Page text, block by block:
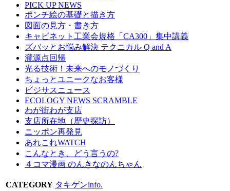
PICK UP NEWS
ポンチ絵の基礎と描き方
図面の見方・書き方
キャビネット工業会規格「CA300」集中講義
ズバッとお悩み解決 テクニカル Q and A
瀧源点回帰
光る技術！未来へのモノづくり
ちょっとユニークなお客様
ビジサスニュース
ECOLOGY NEWS SCRAMBLE
わが街わが支店
支店所在地（歴史探訪）
ニッポン再発見
あれこれWATCH
こんなとき、どう言うの?
４コマ漫画 のんきなのんちゃん
CATEGORY タキゲンinfo.